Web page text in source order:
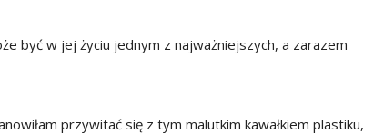
być w jej życiu jednym z najważniejszych, a zarazem
przywitać się z tym malutkim kawałkiem plastiku,